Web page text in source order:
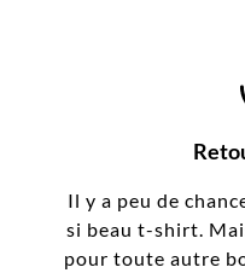
Il y a peu de
si beau t-shirt.
pour toute autre